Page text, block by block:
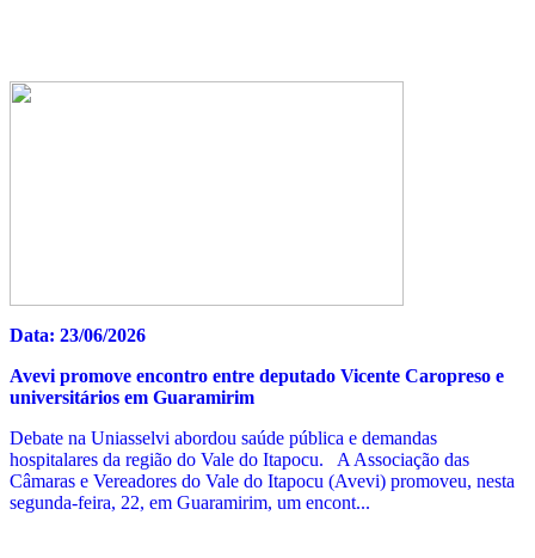
Data: 23/06/2026
Avevi promove encontro entre deputado Vicente Caropreso e
universitários em Guaramirim
Debate na Uniasselvi abordou saúde pública e demandas
hospitalares da região do Vale do Itapocu. A Associação das
Câmaras e Vereadores do Vale do Itapocu (Avevi) promoveu, nesta
segunda-feira, 22, em Guaramirim, um encont...